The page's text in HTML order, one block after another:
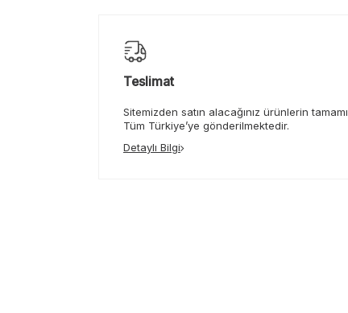
Teslimat
Sitemizden satın alacağınız ürünlerin tamamı
Tüm Türkiye’ye gönderilmektedir.
Detaylı Bilgi